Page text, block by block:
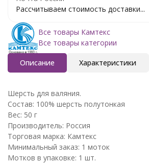
Рассчитываем стоимость доставки...
Все товары Камтекс
Все товары категории
Описание Характеристики
Шерсть для валяния.
Состав: 100% шерсть полутонкая
Вес: 50 г
Производитель: Россия
Торговая марка: Камтекс
Минимальный заказ: 1 моток
Мотков в упаковке: 1 шт.